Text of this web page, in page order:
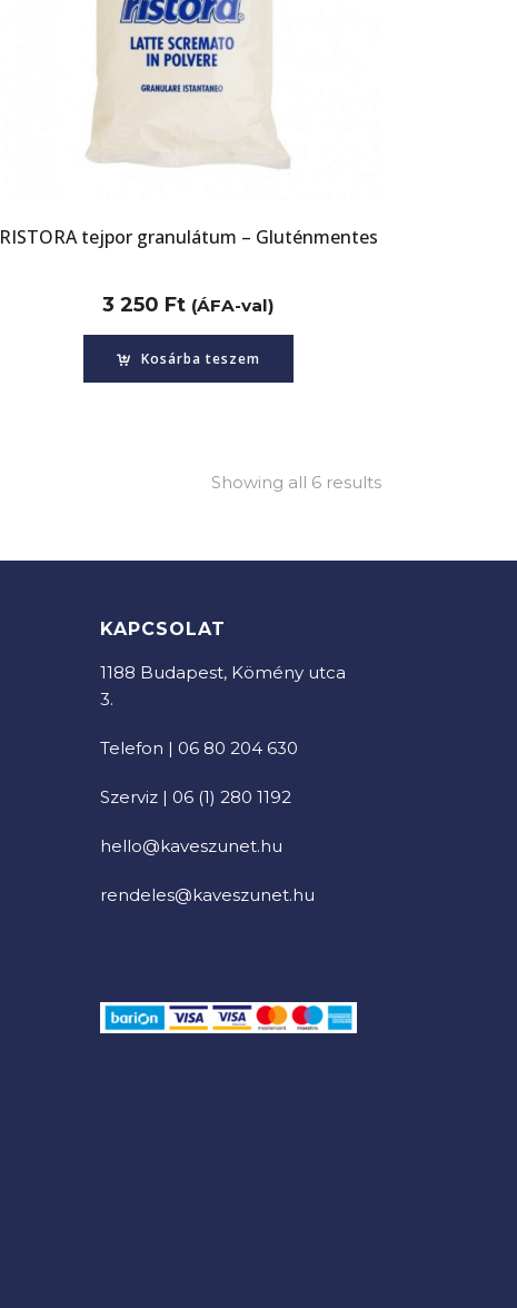
RISTORA tejpor granulátum – Gluténmentes
3 250 Ft (ÁFA-val)
Kosárba teszem
Showing all 6 results
KAPCSOLAT
1188 Budapest, Kömény utca
3.
Telefon | 06 80 204 630
Szerviz | 06 (1) 280 1192
hello@kaveszunet.hu
rendeles@kaveszunet.hu